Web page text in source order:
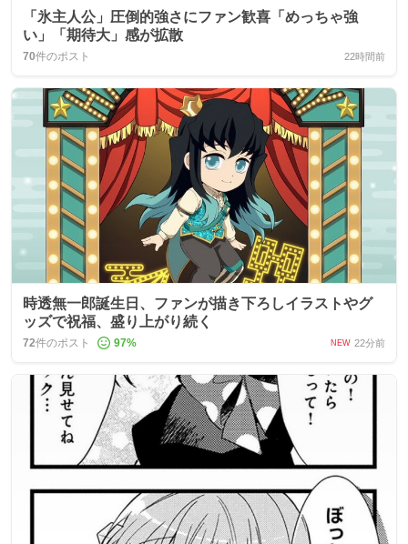
「氷主人公」圧倒的強さにファン歓喜「めっちゃ強
い」「期待大」感が拡散
70件のポスト 22時間前
時透無一郎誕生日、ファンが描き下ろしイラストやグ
ッズで祝福、盛り上がり続く
72件のポスト 97% NEW 22分前